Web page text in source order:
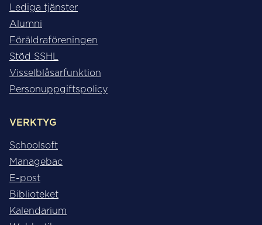
Lediga tjänster
Alumni
Föräldraföreningen
Stöd SSHL
Visselblåsarfunktion
Personuppgiftspolicy
VERKTYG
Schoolsoft
Managebac
E-post
Biblioteket
Kalendarium